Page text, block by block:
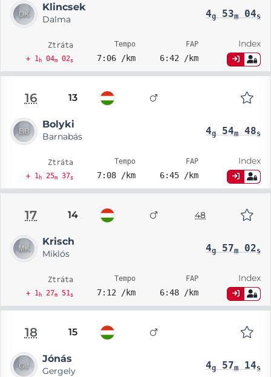
Klincsek
Dalma 4g53m04s
Ztráta
+ 1h04m02s
Tempo
7:06 /km
FAP
6:42 /km
Index
16 13
Bolyki
Barnabás 4g54m48s
Ztráta
+ 1h25m37s
Tempo
7:08 /km
FAP
6:45 /km
Index
17 14 48
Krisch
Miklós 4g57m02s
Ztráta
+ 1h27m51s
Tempo
7:12 /km
FAP
6:48 /km
Index
18 15
Jónás
Gergely 4g57m14s